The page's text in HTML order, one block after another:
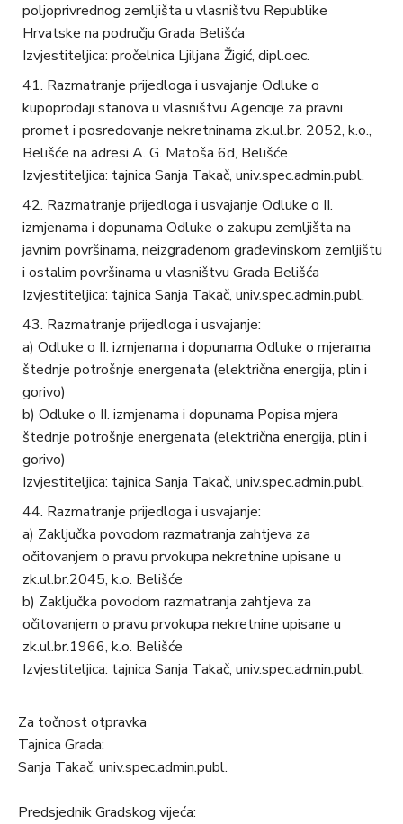
poljoprivrednog zemljišta u vlasništvu Republike
Hrvatske na području Grada Belišća
Izvjestiteljica: pročelnica Ljiljana Žigić, dipl.oec.
Razmatranje prijedloga i usvajanje Odluke o
kupoprodaji stanova u vlasništvu Agencije za pravni
promet i posredovanje nekretninama zk.ul.br. 2052, k.o.,
Belišće na adresi A. G. Matoša 6d, Belišće
Izvjestiteljica: tajnica Sanja Takač, univ.spec.admin.publ.
Razmatranje prijedloga i usvajanje Odluke o II.
izmjenama i dopunama Odluke o zakupu zemljišta na
javnim površinama, neizgrađenom građevinskom zemljištu
i ostalim površinama u vlasništvu Grada Belišća
Izvjestiteljica: tajnica Sanja Takač, univ.spec.admin.publ.
Razmatranje prijedloga i usvajanje:
a) Odluke o II. izmjenama i dopunama Odluke o mjerama
štednje potrošnje energenata (električna energija, plin i
gorivo)
b) Odluke o II. izmjenama i dopunama Popisa mjera
štednje potrošnje energenata (električna energija, plin i
gorivo)
Izvjestiteljica: tajnica Sanja Takač, univ.spec.admin.publ.
Razmatranje prijedloga i usvajanje:
a) Zaključka povodom razmatranja zahtjeva za
očitovanjem o pravu prvokupa nekretnine upisane u
zk.ul.br.2045, k.o. Belišće
b) Zaključka povodom razmatranja zahtjeva za
očitovanjem o pravu prvokupa nekretnine upisane u
zk.ul.br.1966, k.o. Belišće
Izvjestiteljica: tajnica Sanja Takač, univ.spec.admin.publ.
Za točnost otpravka
Tajnica Grada:
Sanja Takač, univ.spec.admin.publ.
Predsjednik Gradskog vijeća: